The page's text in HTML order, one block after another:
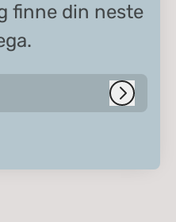
finne din neste
Logg